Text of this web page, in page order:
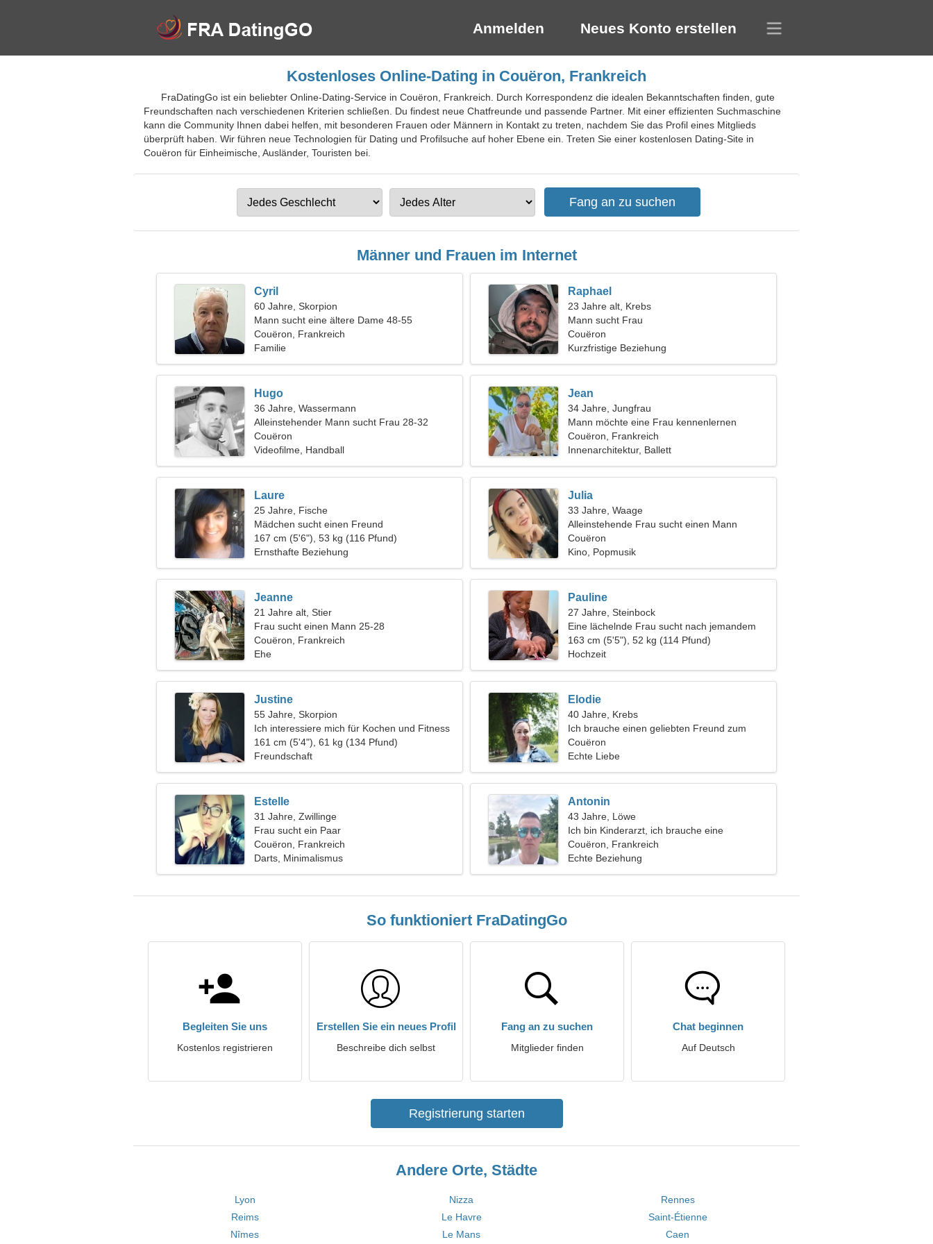
Anmelden Neues Konto erstellen
Kostenloses Online-Dating in Couëron, Frankreich
FraDatingGo ist ein beliebter Online-Dating-Service in Couëron, Frankreich. Durch Korrespondenz die idealen Bekanntschaften finden, gute
Freundschaften nach verschiedenen Kriterien schließen. Du findest neue Chatfreunde und passende Partner. Mit einer effizienten Suchmaschine
kann die Community Ihnen dabei helfen, mit besonderen Frauen oder Männern in Kontakt zu treten, nachdem Sie das Profil eines Mitglieds
überprüft haben. Wir führen neue Technologien für Dating und Profilsuche auf hoher Ebene ein. Treten Sie einer kostenlosen Dating-Site in
Couëron für Einheimische, Ausländer, Touristen bei.
Männer und Frauen im Internet
Cyril
60 Jahre, Skorpion
Mann sucht eine ältere Dame 48-55
Couëron, Frankreich
Familie
Raphael
23 Jahre alt, Krebs
Mann sucht Frau
Couëron
Kurzfristige Beziehung
Hugo
36 Jahre, Wassermann
Alleinstehender Mann sucht Frau 28-32
Couëron
Videofilme, Handball
Jean
34 Jahre, Jungfrau
Mann möchte eine Frau kennenlernen
Couëron, Frankreich
Innenarchitektur, Ballett
Laure
25 Jahre, Fische
Mädchen sucht einen Freund
167 cm (5'6"), 53 kg (116 Pfund)
Ernsthafte Beziehung
Julia
33 Jahre, Waage
Alleinstehende Frau sucht einen Mann
Couëron
Kino, Popmusik
Jeanne
21 Jahre alt, Stier
Frau sucht einen Mann 25-28
Couëron, Frankreich
Ehe
Pauline
27 Jahre, Steinbock
Eine lächelnde Frau sucht nach jemandem
wie Ihnen
163 cm (5'5"), 52 kg (114 Pfund)
Hochzeit
Justine
55 Jahre, Skorpion
Ich interessiere mich für Kochen und Fitness
161 cm (5'4"), 61 kg (134 Pfund)
Freundschaft
Elodie
40 Jahre, Krebs
Ich brauche einen geliebten Freund zum
Spazierengehen
Couëron
Echte Liebe
Estelle
31 Jahre, Zwillinge
Frau sucht ein Paar
Couëron, Frankreich
Darts, Minimalismus
Antonin
43 Jahre, Löwe
Ich bin Kinderarzt, ich brauche eine
charmante Frau
Couëron, Frankreich
Echte Beziehung
So funktioniert FraDatingGo
Begleiten Sie uns
Kostenlos registrieren
Erstellen Sie ein neues Profil
Beschreibe dich selbst
Fang an zu suchen
Mitglieder finden
Chat beginnen
Auf Deutsch
Registrierung starten
Andere Orte, Städte
Lyon Nizza
Rennes
Reims
Le Havre
Saint-Étienne
Nîmes
Le Mans Caen